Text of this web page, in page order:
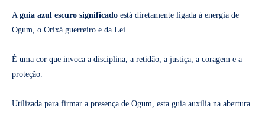
A guia azul escuro significado está diretamente ligada à energia de
Ogum, o Orixá guerreiro e da Lei.
É uma cor que invoca a disciplina, a retidão, a justiça, a coragem e a
proteção.
Utilizada para firmar a presença de Ogum, esta guia auxilia na abertura